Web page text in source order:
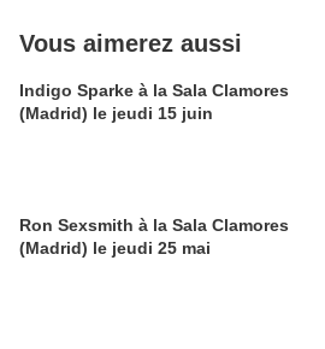
Vous aimerez aussi
Indigo Sparke à la Sala Clamores
(Madrid) le jeudi 15 juin
Ron Sexsmith à la Sala Clamores
(Madrid) le jeudi 25 mai